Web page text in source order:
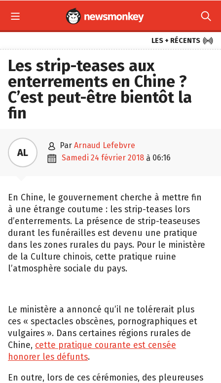
 
LES + RÉCENTS 
Les strip-teases aux
enterrements en Chine ?
C’est peut-être bientôt la
fin
AL  par Arnaud Lefebvre
 samedi 24 février 2018 à 06:16
En Chine, le gouvernement cherche à mettre fin
à une étrange coutume : les strip-teases lors
d’enterrements. La présence de strip-teaseuses
durant les funérailles est devenu une pratique
dans les zones rurales du pays. Pour le ministère
de la Culture chinois, cette pratique ruine
l’atmosphère sociale du pays.
Le ministère a annoncé qu’il ne tolérerait plus
ces « spectacles obscènes, pornographiques et
vulgaires ». Dans certaines régions rurales de
Chine, cette pratique courante est censée
honorer les défunts.
En outre, lors de ces cérémonies, des pleureuses